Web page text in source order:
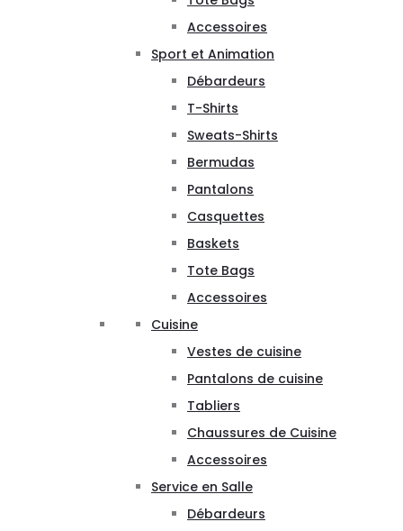
Accessoires
Sport et Animation
Débardeurs
T-Shirts
Sweats-Shirts
Bermudas
Pantalons
Casquettes
Baskets
Tote Bags
Accessoires
Cuisine
Vestes de cuisine
Pantalons de cuisine
Tabliers
Chaussures de Cuisine
Accessoires
Service en Salle
Débardeurs